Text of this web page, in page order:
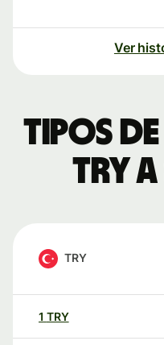
Ver
Tipos
TRY
TRY
1 TRY